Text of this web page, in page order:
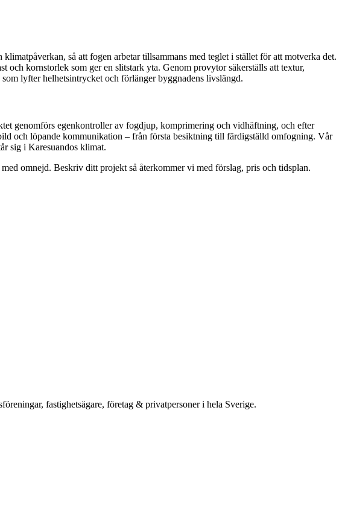
så att fogen arbetar tillsammans med teglet i stället för att motverka det.
kornstorlek som ger en slitstark yta. Genom provytor säkerställs att textur,
lyfter helhetsintrycket och förlänger byggnadens livslängd.
genomförs egenkontroller av fogdjup, komprimering och vidhäftning, och efter
och löpande kommunikation – från första besiktning till färdigställd omfogning. Vår
sig i Karesuandos klimat.
omnejd. Beskriv ditt projekt så återkommer vi med förslag, pris och tidsplan.
fastighetsägare, företag & privatpersoner i hela Sverige.